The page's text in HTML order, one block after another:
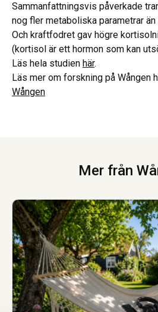
Sammanfattningsvis påverkade
nog fler metaboliska parametrar
Och kraftfodret gav högre
(kortisol är ett hormon som kan
Läs hela studien här.
Läs mer om forskning på Wången
Wången
Mer från